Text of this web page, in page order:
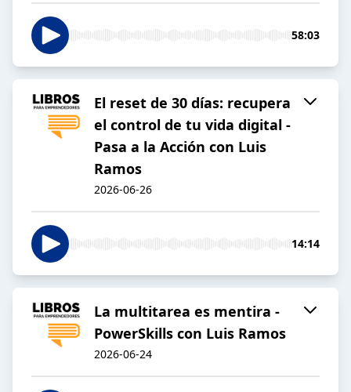
58:03
El reset de 30 días: recupera
el control de tu vida digital -
Pasa a la Acción con Luis
Ramos
2026-06-26
14:14
La multitarea es mentira -
PowerSkills con Luis Ramos
2026-06-24